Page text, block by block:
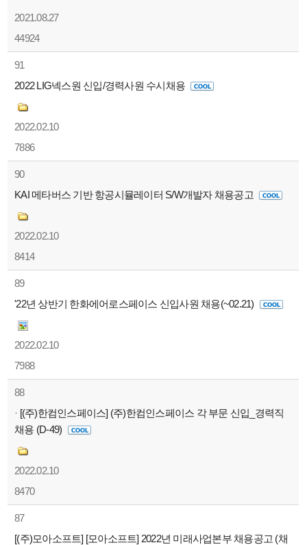
2021.08.27
44924
91
2022 LIG넥스원 신입/경력사원 수시채용
2022.02.10
7886
90
KAI 메타버스 기반 항공시뮬레이터 S/W개발자 채용공고
2022.02.10
8414
89
'22년 상반기 한화에어로스페이스 신입사원 채용(~02.21)
2022.02.10
7988
88
· [(주)한컴인스페이스] (주)한컴인스페이스 각 부문 신입_경력직
채용 (D-49)
2022.02.10
8470
87
[(주)모아소프트] [모아소프트] 2022년 미래사업본부 채용공고 (채